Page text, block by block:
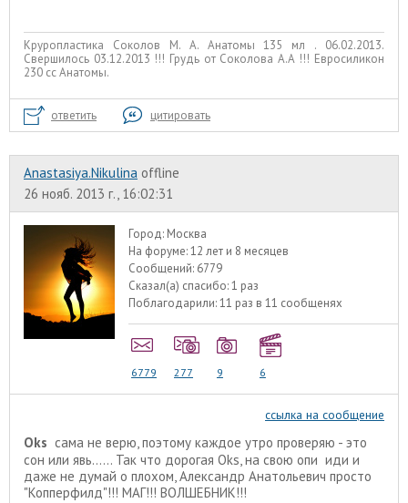
Круропластика Соколов М. А. Анатомы 135 мл . 06.02.2013.
Свершилось 03.12.2013 !!! Грудь от Соколова А.А !!! Евросиликон
230 сс Анатомы.
ответить цитировать
Anastasiya.Nikulina offline
26 нояб. 2013 г., 16:02:31
Город: Москва
На форуме:12 лет и 8 месяцев
Сообщений: 6779
Сказал(а) спасибо:1 раз
Поблагодарили:11 раз в 11 сообщенях
6779 277 9 6
ссылка на сообщение
Oks сама не верю, поэтому каждое утро проверяю - это
сон или явь...... Так что дорогая Oks, на свою опи иди и
даже не думай о плохом, Александр Анатольевич просто
"Копперфилд"!!! МАГ!!! ВОЛШЕБНИК!!!